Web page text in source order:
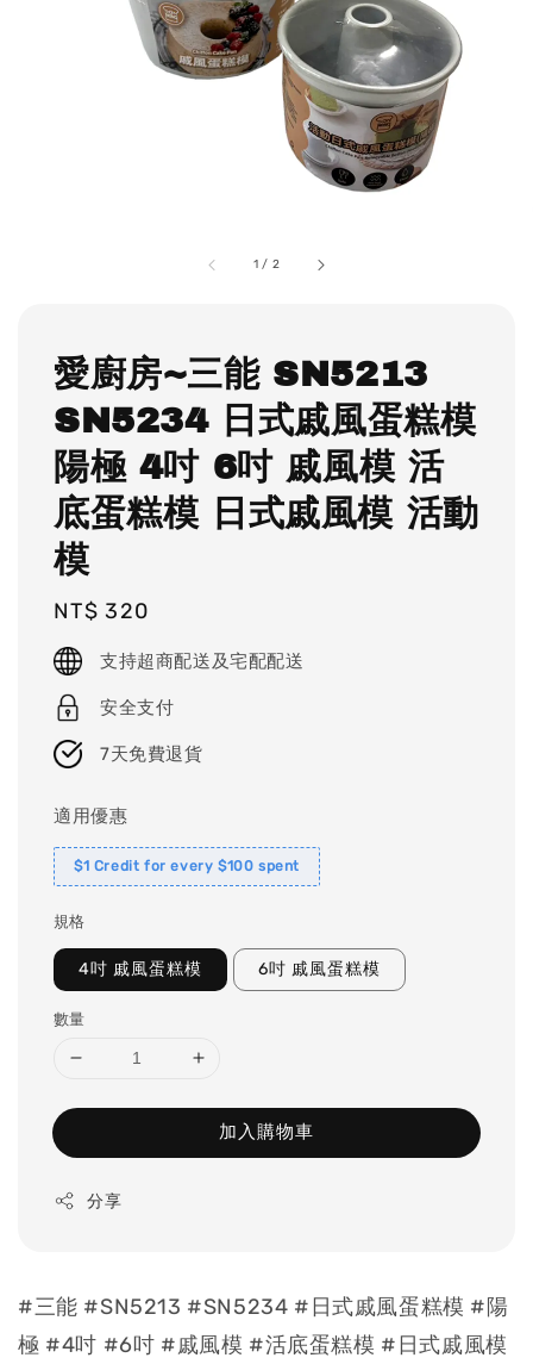
1 / 2
愛廚房~三能 SN5213
SN5234 日式戚風蛋糕模
陽極 4吋 6吋 戚風模 活
底蛋糕模 日式戚風模 活動
模
Regular
price
NT$ 320
支持超商配送及宅配配送
安全支付
7天免費退貨
適用優惠
$1 Credit for every $100 spent
規格
4吋 戚風蛋糕模 6吋 戚風蛋糕模
數量
加入購物車
分享
#三能 #SN5213 #SN5234 #日式戚風蛋糕模 #陽
極 #4吋 #6吋 #戚風模 #活底蛋糕模 #日式戚風模